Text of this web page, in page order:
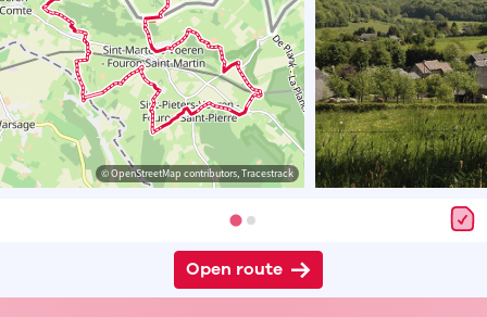
© OpenStreetMap contributors, Tracestrack
Open route